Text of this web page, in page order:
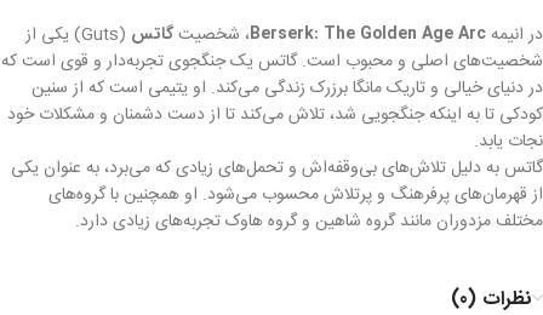
در انیمهBerserk: The Golden Age Arc، شخصیتگاتس
(Guts) یکی از
شخصیت‌های اصلی و محبوب است. گاتس یک جنگجوی تجربه‌دار و قوی است که
در دنیای خیالی و تاریک مانگا برزرک زندگی می‌کند. او یتیمی است که از سنین
کودکی تا به اینکه جنگجویی شد، تلاش می‌کند تا از دست دشمنان و مشکلات خود
نجات یابد.
گاتس به دلیل تلاش‌های بی‌وقفه‌اش و تحمل‌های زیادی که می‌برد، به عنوان یکی
از قهرمان‌های پرفرهنگ و پرتلاش محسوب می‌شود. او همچنین با گروه‌های
مختلف مزدوران مانند گروه شاهین و گروه هاوک تجربه‌های زیادی دارد.
نظرات (0)